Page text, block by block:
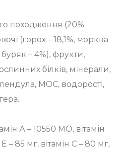
походження (20%
(горох – 18,1%, морква
буряк – 4%), фрукти,
білків, мінерали,
МОС, водорості,
А – 10550 МО, вітамін
– 85 мг, вітамін С – 80 мг,